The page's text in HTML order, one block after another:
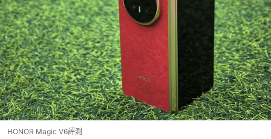
HONOR Magic V6評測